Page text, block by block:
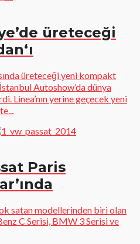
üreteceği
üreteceği yeni kompakt
Autoshow’da dünya
Linea’nın yerine geçecek yeni
Paris
satan modellerinden biri olan
C Serisi, BMW 3 Serisi ve